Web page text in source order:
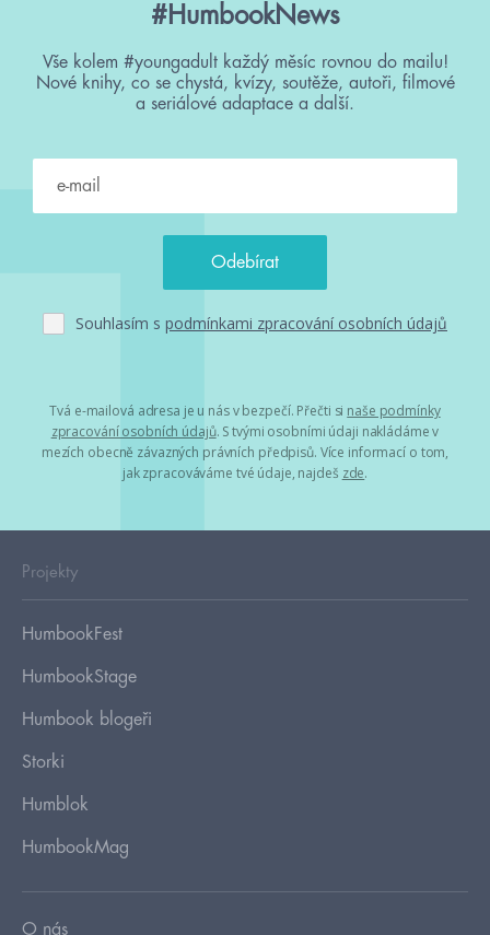
#HumbookNews
Vše kolem #youngadult každý měsíc rovnou do mailu!
Nové knihy, co se chystá, kvízy, soutěže, autoři, filmové
a seriálové adaptace a další.
Souhlasím s podmínkami zpracování osobních údajů
Tvá e-mailová adresa je u nás v bezpečí. Přečti si naše podmínky
zpracování osobních údajů. S tvými osobními údaji nakládáme v
mezích obecně závazných právních předpisů. Více informací o tom,
jak zpracováváme tvé údaje, najdeš zde.
Projekty
HumbookFest
HumbookStage
Humbook blogeři
Storki
Humblok
HumbookMag
O nás